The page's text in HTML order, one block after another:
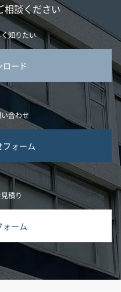
相談ください
知りたい
ロード
合わせ
フォーム
積り
ォーム